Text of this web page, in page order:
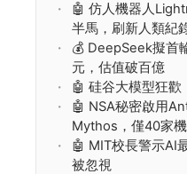
🤖 仿人機器人
半馬，刷新人類紀
💰 DeepSeek擬首
元，估值破百億
🤖 硅谷大模型狂歡
🤖 NSA秘密啟用
Mythos，僅40家
🤖 MIT校長警示AI
被忽視